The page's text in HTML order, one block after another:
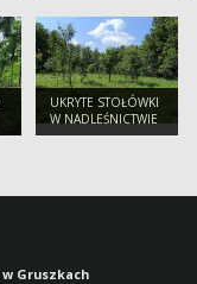
SĄSIADÓW
UKRYTE STOŁÓWKI
W NADLEŚNICTWIE
BROWSK. SKĄD SIĘ
Gruszkach